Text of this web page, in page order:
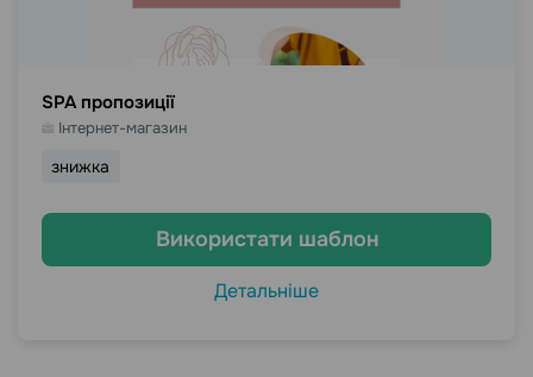
SPA пропозиції
Інтернет-магазин
знижка
Використати шаблон
Детальніше